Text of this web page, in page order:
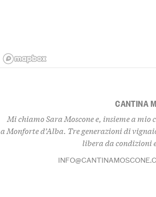
CANTINA
Mi chiamo Sara Moscone e, insieme a
a Monforte d’Alba. Tre generazioni di
libera da condizioni